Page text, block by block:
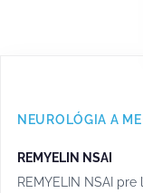
NEUROLÓGIA A
REMYELIN NSAI
REMYELIN NSAI